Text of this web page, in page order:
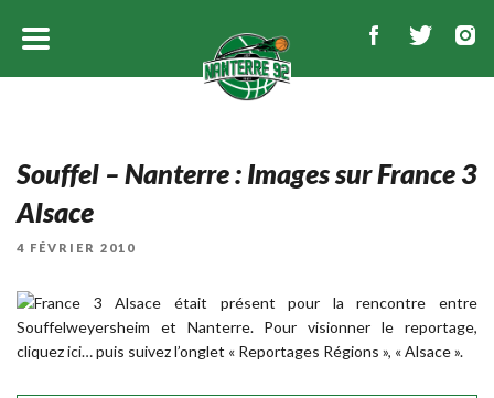
Souffel – Nanterre : Images sur France 3
Alsace
PUBLIÉ
4 FÉVRIER 2010
France 3 Alsace était présent pour la rencontre entre
Souffelweyersheim et Nanterre. Pour visionner le reportage,
cliquezici…puis suivez l’onglet « Reportages Régions », « Alsace ».